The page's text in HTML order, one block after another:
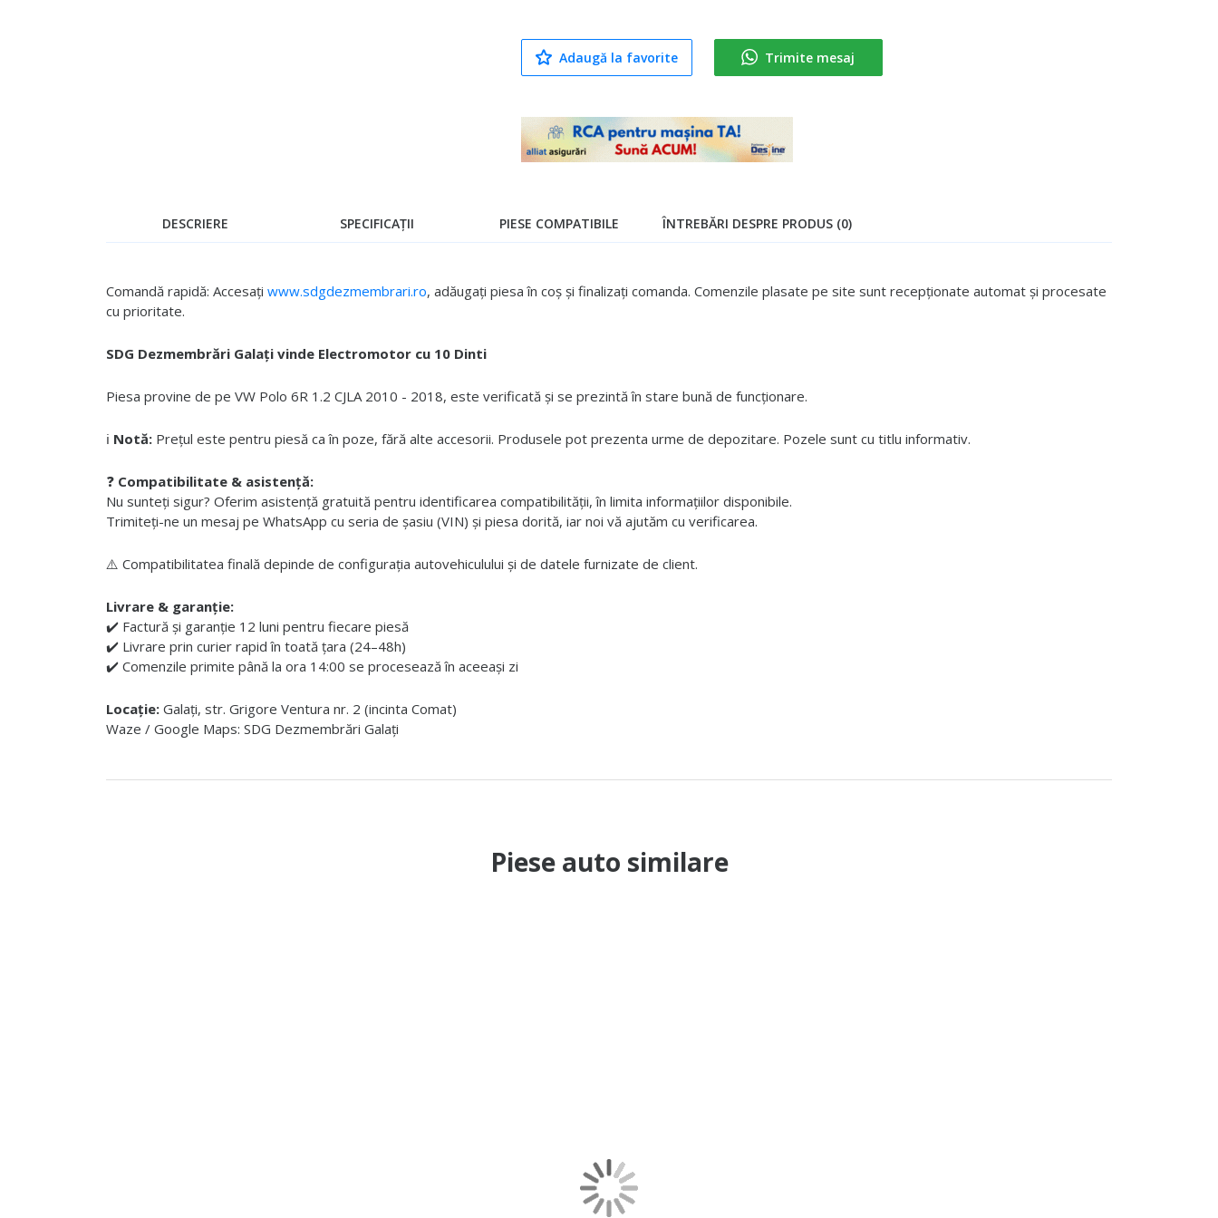
Adaugă la favorite Trimite mesaj
DESCRIERE
Comandă rapidă: Accesați www.sdgdezmembrari.ro, adăugați piesa în coș și finalizați comanda. Comenzile plasate pe site sunt recepționate automat și procesate
cu prioritate.
SDG Dezmembrări Galați vinde Electromotor cu 10 Dinti
Piesa provine de pe VW Polo 6R 1.2 CJLA 2010 - 2018, este verificată și se prezintă în stare bună de funcționare.
ℹ️ Notă: Prețul este pentru piesă ca în poze, fără alte accesorii. Produsele pot prezenta urme de depozitare. Pozele sunt cu titlu informativ.
❓ Compatibilitate & asistență:
Nu sunteți sigur? Oferim asistență gratuită pentru identificarea compatibilității, în limita informațiilor disponibile.
Trimiteți-ne un mesaj pe WhatsApp cu seria de șasiu (VIN) și piesa dorită, iar noi vă ajutăm cu verificarea.
⚠️ Compatibilitatea finală depinde de configurația autovehiculului și de datele furnizate de client.
Livrare & garanție:
✔️ Factură și garanție 12 luni pentru fiecare piesă
✔️ Livrare prin curier rapid în toată țara (24–48h)
✔️ Comenzile primite până la ora 14:00 se procesează în aceeași zi
Locație: Galați, str. Grigore Ventura nr. 2 (incinta Comat)
Waze / Google Maps: SDG Dezmembrări Galați
SPECIFICAȚII PIESE COMPATIBILE ÎNTREBĂRI DESPRE PRODUS (0)
Piese auto similare